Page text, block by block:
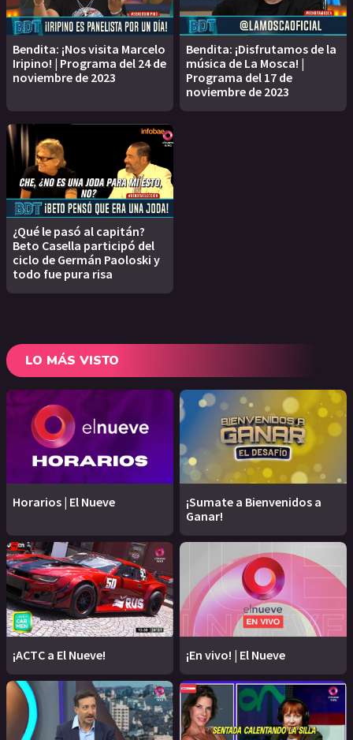
Bendita: ¡Nos visita Marcelo
Iripino! | Programa del 24 de
noviembre de 2023
Bendita: ¡Disfrutamos de la
música de La Mosca! |
Programa del 17 de
noviembre de 2023
¿Qué le pasó al capitán?
Beto Casella participó del
ciclo de Germán Paoloski y
todo fue pura risa
LO MÁS VISTO
Horarios | El Nueve
¡Sumate a Bienvenidos a
Ganar!
¡ACTC a El Nueve! ¡En vivo! | El Nueve